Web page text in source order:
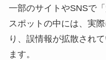
一部のサイトやSNSで
スポットの中には、実
り、誤情報が拡散され
ます。